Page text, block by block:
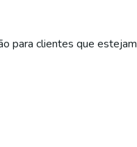
para clientes que estejam